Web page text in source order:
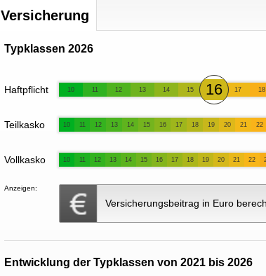
Versicherung
Typklassen 2026
Haftpflicht 10 11 12 13 14 15 16 17 18
Teilkasko 10 11 12 13 14 15 16 17 18 19 20 21 22
Vollkasko 10 11 12 13 14 15 16 17 18 19 20 21 22
Anzeigen:
Versicherungsbeitrag in Euro
Entwicklung der Typklassen von 2021 bis 2026